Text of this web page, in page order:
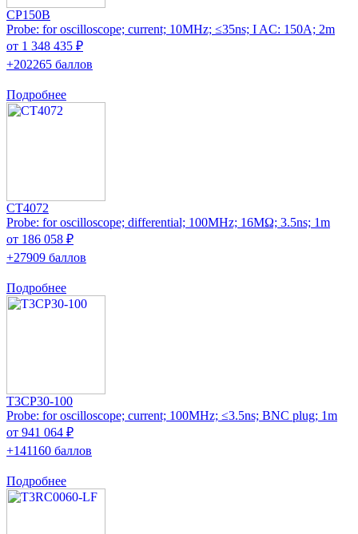
CP150B
Probe: for oscilloscope; current; 10MHz; ≤35ns; I AC: 150A; 2m
от 1 348 435 ₽
+202265 баллов
Подробнее
CT4072
Probe: for oscilloscope; differential; 100MHz; 16MΩ; 3.5ns; 1m
от 186 058 ₽
+27909 баллов
Подробнее
T3CP30-100
Probe: for oscilloscope; current; 100MHz; ≤3.5ns; BNC plug; 1m
от 941 064 ₽
+141160 баллов
Подробнее